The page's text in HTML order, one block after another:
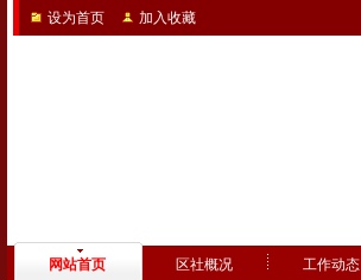
设为首页 加入收藏
网站首页 区社概况 工作动态